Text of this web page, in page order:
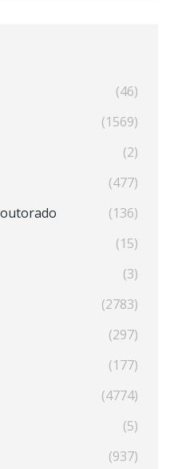
(46)
(1569)
(2)
(477)
(136)
(15)
(3)
(2783)
(297)
(177)
(4774)
(5)
(937)